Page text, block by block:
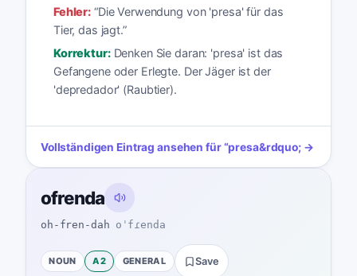
Fehler: “Die Verwendung von 'presa' für das
Tier, das jagt.”
Korrektur: Denken Sie daran: 'presa' ist das
Gefangene oder Erlegte. Der Jäger ist der
'depredador' (Raubtier).
Vollständigen Eintrag ansehen für“presa&rdquo; →
ofrenda
oh-fren-dah oˈfɾenda
NOUN A2 GENERAL Save